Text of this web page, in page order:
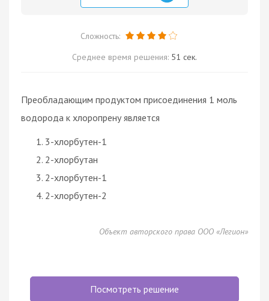
Сложность:
Среднее время решения: 51 сек.
Преобладающим продуктом присоединения 1 моль
водорода к хлоропрену является
3-хлорбутен-1
2-хлорбутан
2-хлорбутен-1
2-хлорбутен-2
Объект авторского права ООО «Легион»
Посмотреть решение